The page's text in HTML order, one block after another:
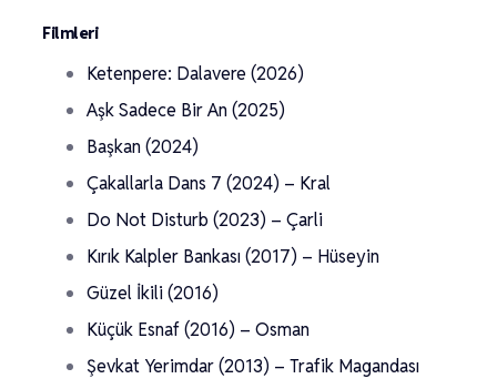
Filmleri
Ketenpere: Dalavere (2026)
Aşk Sadece Bir An (2025)
Başkan (2024)
Çakallarla Dans 7 (2024) – Kral
Do Not Disturb (2023) – Çarli
Kırık Kalpler Bankası (2017) – Hüseyin
Güzel İkili (2016)
Küçük Esnaf (2016) – Osman
Şevkat Yerimdar (2013) – Trafik Magandası